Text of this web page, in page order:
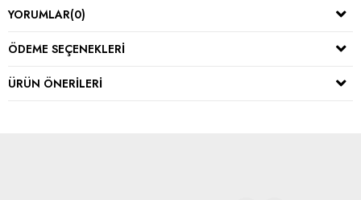
YORUMLAR(0)
ÖDEME SEÇENEKLERI
ÜRÜN ÖNERILERI